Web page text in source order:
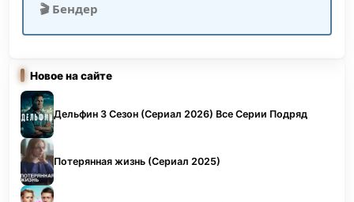
🎬 Бендер
Новое на сайте
Дельфин 3 Сезон (Сериал 2026) Все Серии Подряд
Потерянная жизнь (Сериал 2025)